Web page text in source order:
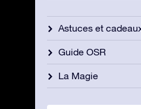
Astuces et
Guide OSR
La Magie